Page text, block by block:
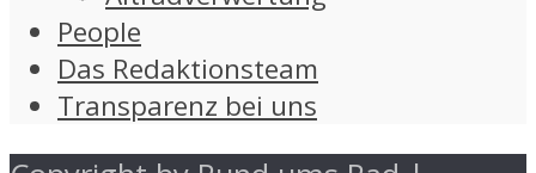
People
Das Redaktionsteam
Transparenz bei uns